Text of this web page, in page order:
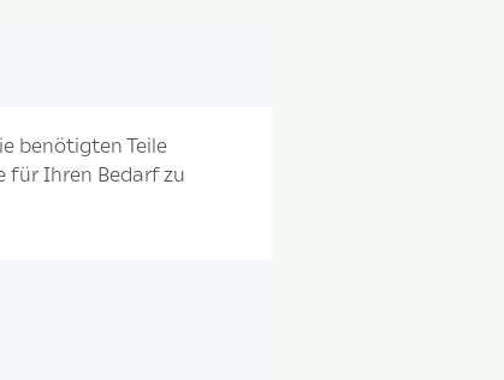
benötigten Teile
für Ihren Bedarf zu